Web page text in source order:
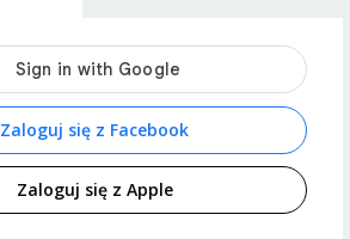
Zaloguj się z Facebook
Zaloguj się z Apple